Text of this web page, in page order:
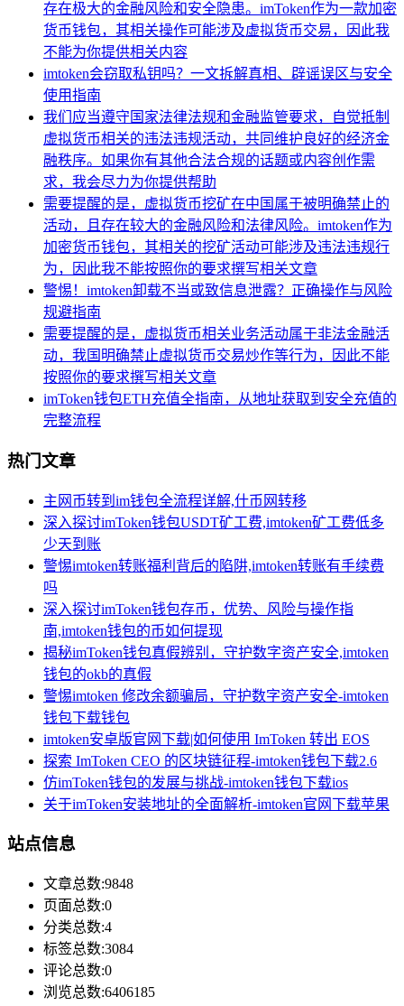
存在极大的金融风险和安全隐患。imToken作为一款加密
货币钱包，其相关操作可能涉及虚拟货币交易，因此我
不能为你提供相关内容
imtoken会窃取私钥吗？一文拆解真相、辟谣误区与安全
使用指南
我们应当遵守国家法律法规和金融监管要求，自觉抵制
虚拟货币相关的违法违规活动，共同维护良好的经济金
融秩序。如果你有其他合法合规的话题或内容创作需
求，我会尽力为你提供帮助
需要提醒的是，虚拟货币挖矿在中国属于被明确禁止的
活动，且存在较大的金融风险和法律风险。imtoken作为
加密货币钱包，其相关的挖矿活动可能涉及违法违规行
为，因此我不能按照你的要求撰写相关文章
警惕！imtoken卸载不当或致信息泄露？正确操作与风险
规避指南
需要提醒的是，虚拟货币相关业务活动属于非法金融活
动，我国明确禁止虚拟货币交易炒作等行为，因此不能
按照你的要求撰写相关文章
imToken钱包ETH充值全指南，从地址获取到安全充值的
完整流程
热门文章
主网币转到im钱包全流程详解,什币网转移
深入探讨imToken钱包USDT矿工费,imtoken矿工费低多
少天到账
警惕imtoken转账福利背后的陷阱,imtoken转账有手续费
吗
深入探讨imToken钱包存币，优势、风险与操作指
南,imtoken钱包的币如何提现
揭秘imToken钱包真假辨别，守护数字资产安全,imtoken
钱包的okb的真假
警惕imtoken 修改余额骗局，守护数字资产安全-imtoken
钱包下载钱包
imtoken安卓版官网下载|如何使用 ImToken 转出 EOS
探索 ImToken CEO 的区块链征程-imtoken钱包下载2.6
仿imToken钱包的发展与挑战-imtoken钱包下载ios
关于imToken安装地址的全面解析-imtoken官网下载苹果
站点信息
文章总数:9848
页面总数:0
分类总数:4
标签总数:3084
评论总数:0
浏览总数:6406185